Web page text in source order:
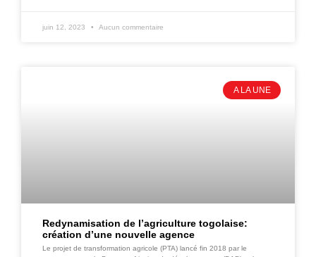
juin 12, 2023 Aucun commentaire
A LA UNE
Redynamisation de l’agriculture togolaise:
création d’une nouvelle agence
Le projet de transformation agricole (PTA) lancé fin 2018 par le